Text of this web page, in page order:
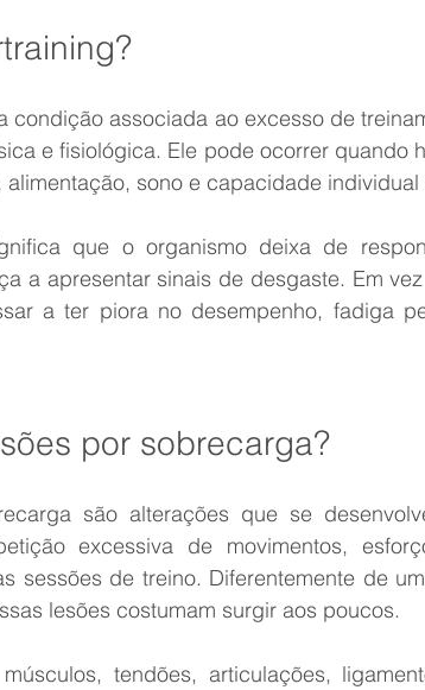
condição associada ao excesso de
e fisiológica. Ele pode ocorrer quando
alimentação, sono e capacidade
que o organismo deixa de
a apresentar sinais de desgaste. Em
a ter piora no desempenho, fadiga
por sobrecarga?
são alterações que se
excessiva de movimentos,
sessões de treino. Diferentemente de
lesões costumam surgir aos poucos.
tendões, articulações,